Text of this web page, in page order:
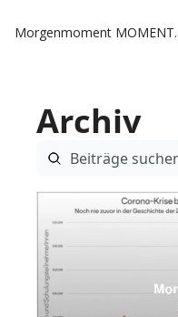
Morgenmoment
Archiv